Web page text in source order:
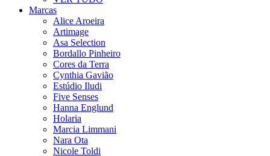
Marcas
Alice Aroeira
Artimage
Asa Selection
Bordallo Pinheiro
Cores da Terra
Cynthia Gavião
Estúdio Iludi
Five Senses
Hanna Englund
Holaria
Marcia Limmani
Nara Ota
Nicole Toldi